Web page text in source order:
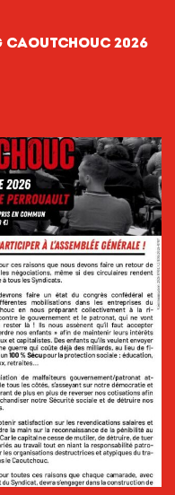
2026